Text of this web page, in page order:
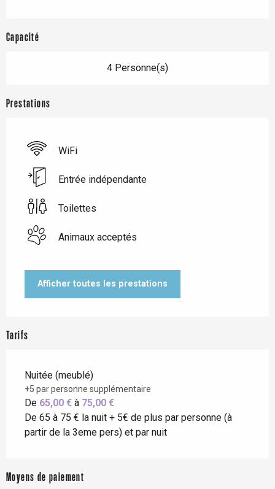
Capacité
4 Personne(s)
Prestations
WiFi
Entrée indépendante
Toilettes
Animaux acceptés
Afficher toutes les prestations
Tarifs
Nuitée (meublé)
+5 par personne supplémentaire
De 65,00 € à 75,00 €
De 65 à 75 € la nuit + 5€ de plus par personne (à
partir de la 3eme pers) et par nuit
Moyens de paiement